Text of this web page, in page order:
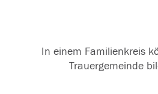
In einem Familienkreis
Trauergemeinde